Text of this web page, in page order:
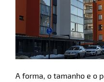
A forma, o tamanho e o